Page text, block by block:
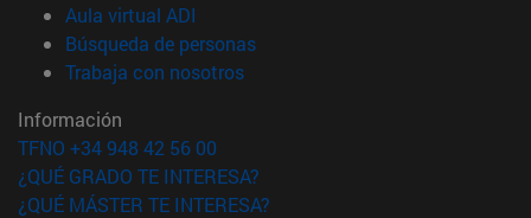
Aula virtual ADI
Búsqueda de personas(abre en nueva ventana)
Trabaja con nosotros(abre en nueva ventana)
Información
TFNO +34 948 42 56 00
¿QUÉ GRADO TE INTERESA?
¿QUÉ MÁSTER TE INTERESA?